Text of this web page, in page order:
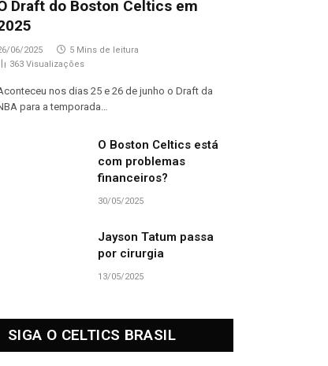
Draft do Boston Celtics em
06/2025
5 Mins de leitura
363 Visualizações
nos dias 25 e 26 de junho o Draft da
para a temporada…
O Boston Celtics está
com problemas
financeiros?
30/05/2025
Jayson Tatum passa
por cirurgia
13/05/2025
SIGA O CELTICS BRASIL